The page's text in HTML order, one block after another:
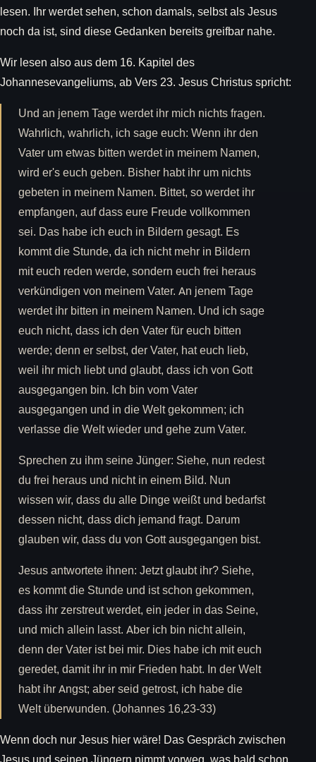
lesen. Ihr werdet sehen, schon damals, selbst als Jesus
noch da ist, sind diese Gedanken bereits greifbar nahe.
Wir lesen also aus dem 16. Kapitel des
Johannesevangeliums, ab Vers 23. Jesus Christus spricht:
Und an jenem Tage werdet ihr mich nichts fragen.
Wahrlich, wahrlich, ich sage euch: Wenn ihr den
Vater um etwas bitten werdet in meinem Namen,
wird er's euch geben. Bisher habt ihr um nichts
gebeten in meinem Namen. Bittet, so werdet ihr
empfangen, auf dass eure Freude vollkommen
sei. Das habe ich euch in Bildern gesagt. Es
kommt die Stunde, da ich nicht mehr in Bildern
mit euch reden werde, sondern euch frei heraus
verkündigen von meinem Vater. An jenem Tage
werdet ihr bitten in meinem Namen. Und ich sage
euch nicht, dass ich den Vater für euch bitten
werde; denn er selbst, der Vater, hat euch lieb,
weil ihr mich liebt und glaubt, dass ich von Gott
ausgegangen bin. Ich bin vom Vater
ausgegangen und in die Welt gekommen; ich
verlasse die Welt wieder und gehe zum Vater.
Sprechen zu ihm seine Jünger: Siehe, nun redest
du frei heraus und nicht in einem Bild. Nun
wissen wir, dass du alle Dinge weißt und bedarfst
dessen nicht, dass dich jemand fragt. Darum
glauben wir, dass du von Gott ausgegangen bist.
Jesus antwortete ihnen: Jetzt glaubt ihr? Siehe,
es kommt die Stunde und ist schon gekommen,
dass ihr zerstreut werdet, ein jeder in das Seine,
und mich allein lasst. Aber ich bin nicht allein,
denn der Vater ist bei mir. Dies habe ich mit euch
geredet, damit ihr in mir Frieden habt. In der Welt
habt ihr Angst; aber seid getrost, ich habe die
Welt überwunden. (Johannes 16,23-33)
Wenn doch nur Jesus hier wäre! Das Gespräch zwischen